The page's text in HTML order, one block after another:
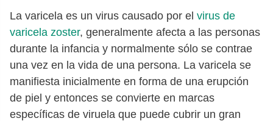
La varicela es un virus causado por el virus de
varicela zoster, generalmente afecta a las personas
durante la infancia y normalmente sólo se contrae
una vez en la vida de una persona. La varicela se
manifiesta inicialmente en forma de una erupción
de piel y entonces se convierte en marcas
específicas de viruela que puede cubrir un gran